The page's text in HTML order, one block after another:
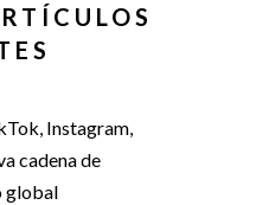
Instagram,
cadena de
global